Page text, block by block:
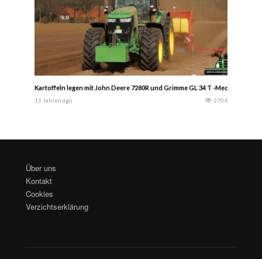
Kartoffeln legen mit John Deere 7280R und Grimme GL 34 T -
11 Jahren ago 2704
Über uns
Kontakt
Cookies
Verzichtserklärung